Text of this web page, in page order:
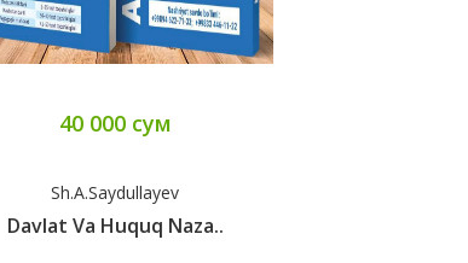
40 000 сум
Sh.A.Saydullayev
Davlat Va Huquq Naza..